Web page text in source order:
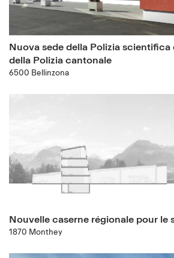
Nuova sede della Polizia scientifica
della Polizia cantonale
6500 Bellinzona
Nouvelle caserne régionale pour le
1870 Monthey